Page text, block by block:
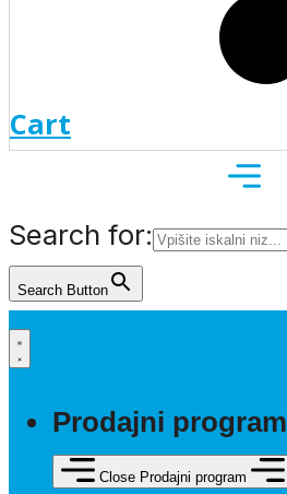
Cart
Search for:
Search Button
Prodajni program
Close Prodajni program